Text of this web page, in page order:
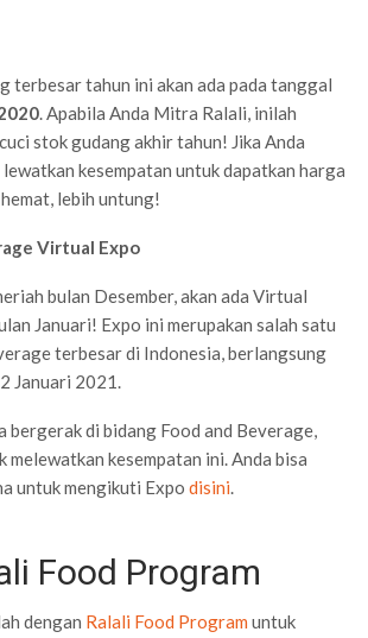
terbesar tahun ini akan ada pada tanggal
. Apabila Anda Mitra Ralali, inilah
stok gudang akhir tahun! Jika Anda
kesempatan untuk dapatkan harga
lebih untung!
Virtual Expo
bulan Desember, akan ada Virtual
Januari! Expo ini merupakan salah satu
terbesar di Indonesia, berlangsung
Januari 2021.
bergerak di bidang Food and Beverage,
melewatkan kesempatan ini. Anda bisa
untuk mengikuti Expo disini.
Food Program
dengan Ralali Food Program untuk